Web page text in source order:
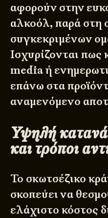
αφορούν στην
αλκοόλ, παρά στη
συγκεκριμένων
Ισχυρίζονται πως
media ή
επάνω στα
αναμενόμενο
Υψηλή
και τρόποι
Το σκωτσέζικο
σκοπεύει να
ελάχιστο κόστος